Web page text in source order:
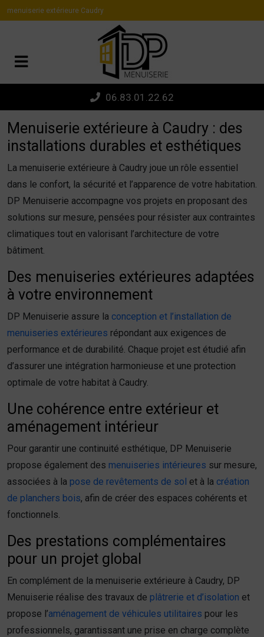
menuiserie extérieure Caudry
06.83.01.22.62
Menuiserie extérieure à Caudry : des
installations durables et esthétiques
La menuiserie extérieure à Caudry joue un rôle essentiel
dans le confort, la sécurité et l’apparence de votre habitation.
DP Menuiserie accompagne vos projets en proposant des
solutions sur mesure, pensées pour résister aux contraintes
climatiques tout en valorisant l’architecture de votre
bâtiment.
Des menuiseries extérieures adaptées
à votre environnement
DP Menuiserie assure la conception et l’installation de
menuiseries extérieures répondant aux exigences de
performance et de durabilité. Chaque projet est étudié afin
d’assurer une intégration harmonieuse et une protection
optimale de votre habitat à Caudry.
Une cohérence entre extérieur et
aménagement intérieur
Pour garantir une continuité esthétique, DP Menuiserie
propose également des menuiseries intérieures sur mesure,
associées à la pose de revêtements de sol et à la création
de planchers bois, afin de créer des espaces cohérents et
fonctionnels.
Des prestations complémentaires
pour un projet global
En complément de la menuiserie extérieure à Caudry, DP
Menuiserie réalise des travaux de plâtrerie et d’isolation et
propose l’aménagement de véhicules utilitaires pour les
professionnels, garantissant une prise en charge complète
Panneau de gestion des cookies